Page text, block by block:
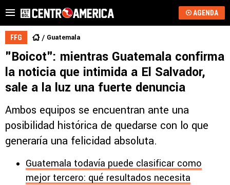
AGENDA
FFG Guatemala
"Boicot": mientras Guatemala confirma
la noticia que intimida a El Salvador,
sale a la luz una fuerte denuncia
Ambos equipos se encuentran ante una
posibilidad histórica de quedarse con lo que
generaría una felicidad absoluta.
Guatemala todavía puede clasificar como
mejor tercero: qué resultados necesita